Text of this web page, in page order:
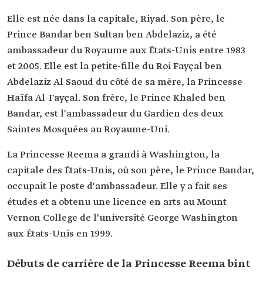
Elle est née dans la capitale, Riyad. Son père, le
Prince Bandar ben Sultan ben Abdelaziz, a été
ambassadeur du Royaume aux États-Unis entre 1983
et 2005. Elle est la petite-fille du Roi Fayçal ben
Abdelaziz Al Saoud du côté de sa mère, la Princesse
Haïfa Al-Fayçal. Son frère, le Prince Khaled ben
Bandar, est l'ambassadeur du Gardien des deux
Saintes Mosquées au Royaume-Uni.
La Princesse Reema a grandi à Washington, la
capitale des États-Unis, où son père, le Prince Bandar,
occupait le poste d'ambassadeur. Elle y a fait ses
études et a obtenu une licence en arts au Mount
Vernon College de l'université George Washington
aux États-Unis en 1999.
Débuts de carrière de la Princesse Reema bint